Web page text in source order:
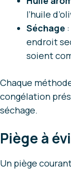
l’huile
Séchage
endroit
soient
Chaque
congélation
séchage.
Piège à
Un piège